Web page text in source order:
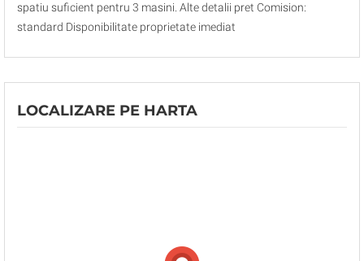
spatiu suficient pentru 3 masini. Alte detalii pret Comision:
standard Disponibilitate proprietate imediat
LOCALIZARE PE HARTA